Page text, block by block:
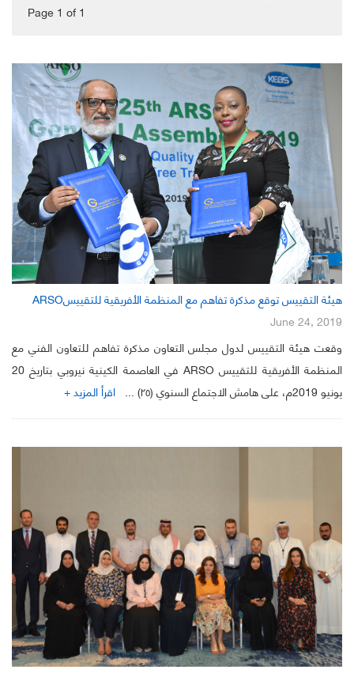
Page 1 of1
هيئة التقييس توقع مذكرة تفاهم مع المنظمة الأفريقية للتقييسARSO
June 24, 2019
وقعت هيئة التقييس لدول مجلس التعاون مذكرة تفاهم للتعاون الفني مع
المنظمة الأفريقية للتقييس ARSO في العاصمة الكينية نيروبي بتاريخ 20
يونيو 2019م، على هامش الاجتماع السنوي (٢٥) ...
اقرأ المزيد +